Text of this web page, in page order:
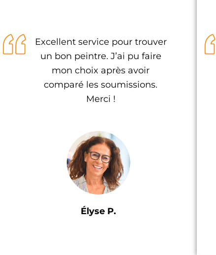
Excellent service pour trouver
un bon peintre. J’ai pu faire
mon choix après avoir
comparé les soumissions.
Merci !
Élyse P.